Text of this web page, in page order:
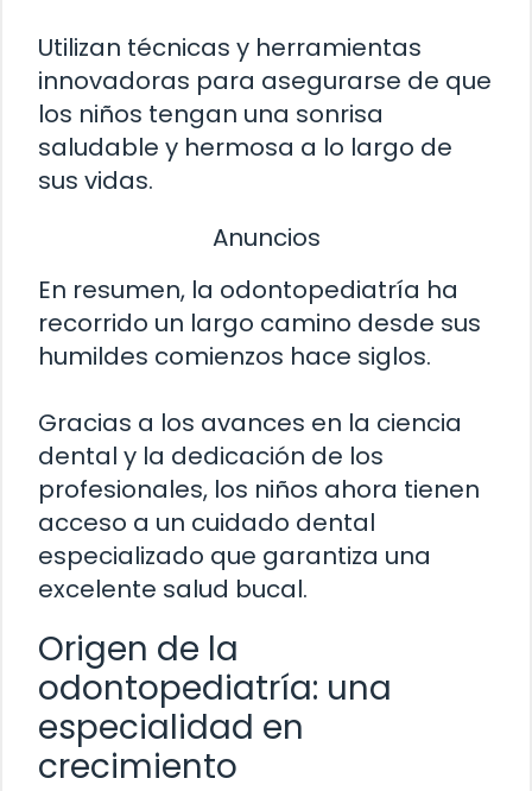
Utilizan técnicas y herramientas
innovadoras para asegurarse de que
los niños tengan una sonrisa
saludable y hermosa a lo largo de
sus vidas.
Anuncios
En resumen, la odontopediatría ha
recorrido un largo camino desde sus
humildes comienzos hace siglos.
Gracias a los avances en la ciencia
dental y la dedicación de los
profesionales, los niños ahora tienen
acceso a un cuidado dental
especializado que garantiza una
excelente salud bucal.
Origen de la
odontopediatría: una
especialidad en
crecimiento